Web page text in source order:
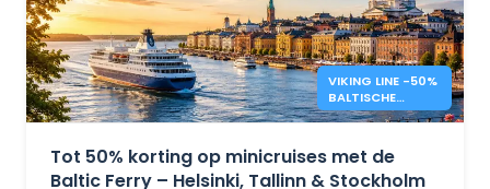
VIKING LINE -50%
BALTISCHE
CRUISES
Tot 50% korting op minicruises met de
Baltic Ferry – Helsinki, Tallinn & Stockholm